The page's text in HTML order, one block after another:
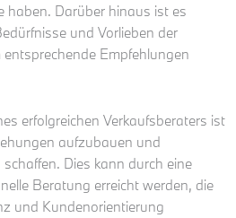
haben. Darüber hinaus ist es
und Vorlieben der
Empfehlungen
erfolgreichen Verkaufsberaters ist
aufzubauen und
Dies kann durch eine
Beratung erreicht werden, die
und Kundenorientierung